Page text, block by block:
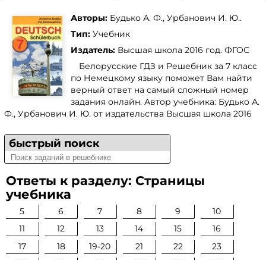
Авторы: Будько А. Ф., Урбанович И. Ю..
Тип: Учебник
Издатель: Высшая школа 2016 год. ФГОС
Белорусские ГДЗ и Решебник за 7 класс
по Немецкому языку поможет Вам найти
верный ответ на самый сложный номер
задания онлайн. Автор учебника: Будько А.
Ф., Урбанович И. Ю. от издательства Высшая школа 2016
быстрый поиск
Ответы к разделу: Страницы
учебника
5 6 7 8 9
10
11
12 13 14 15
16
17
18 19-20 21 22
23